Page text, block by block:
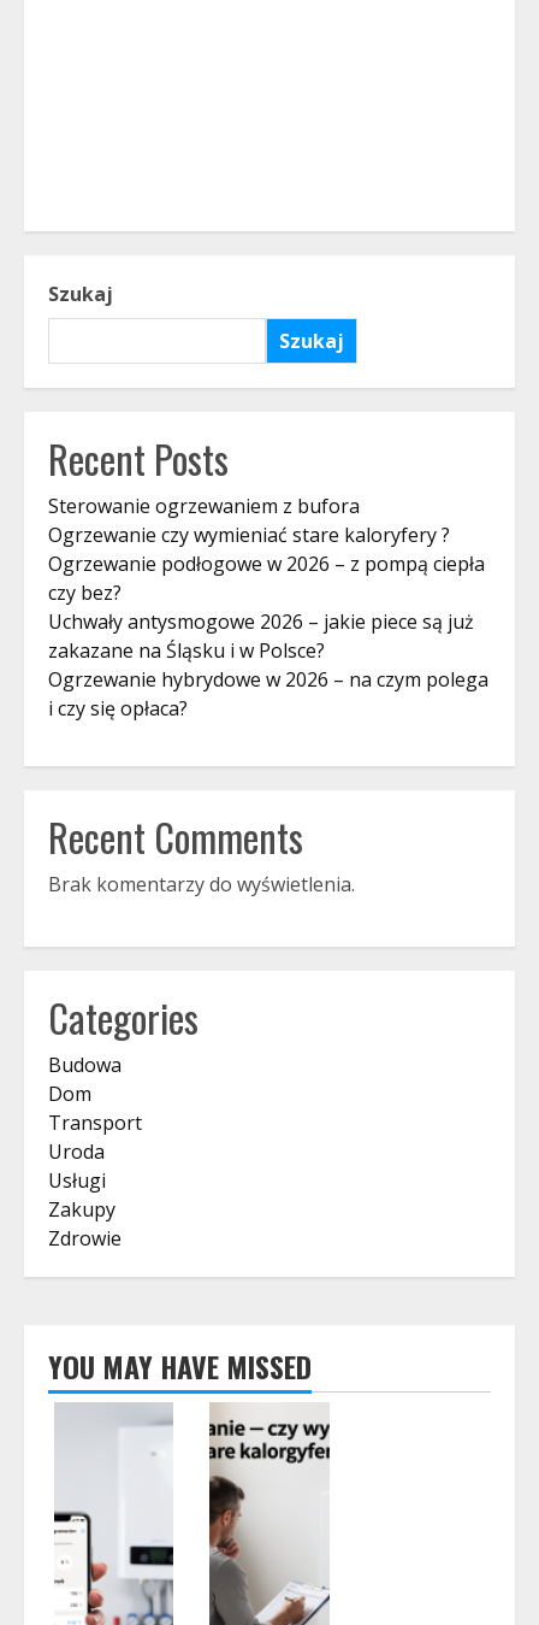
Szukaj
Szukaj
Recent Posts
Sterowanie ogrzewaniem z bufora
Ogrzewanie czy wymieniać stare kaloryfery ?
Ogrzewanie podłogowe w 2026 – z pompą ciepła
czy bez?
Uchwały antysmogowe 2026 – jakie piece są już
zakazane na Śląsku i w Polsce?
Ogrzewanie hybrydowe w 2026 – na czym polega
i czy się opłaca?
Recent Comments
Brak komentarzy do wyświetlenia.
Categories
Budowa
Dom
Transport
Uroda
Usługi
Zakupy
Zdrowie
YOU MAY HAVE MISSED